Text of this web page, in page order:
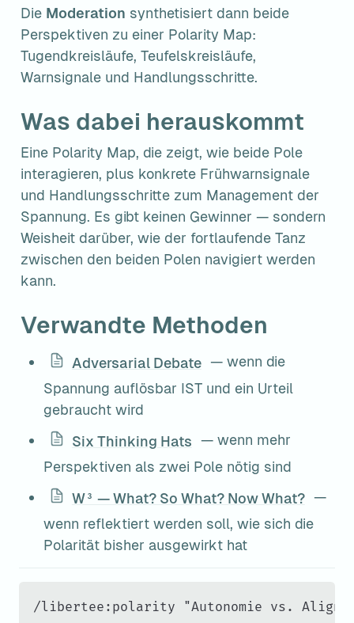
Die Moderation synthetisiert dann beide
Perspektiven zu einer Polarity Map:
Tugendkreisläufe, Teufelskreisläufe,
Warnsignale und Handlungsschritte.
Was dabei herauskommt
Eine Polarity Map, die zeigt, wie beide Pole
interagieren, plus konkrete Frühwarnsignale
und Handlungsschritte zum Management der
Spannung. Es gibt keinen Gewinner — sondern
Weisheit darüber, wie der fortlaufende Tanz
zwischen den beiden Polen navigiert werden
kann.
Verwandte Methoden
Adversarial Debate — wenn die
Spannung auflösbar IST und ein Urteil
gebraucht wird
Six Thinking Hats — wenn mehr
Perspektiven als zwei Pole nötig sind
W³ — What? So What? Now What? —
wenn reflektiert werden soll, wie sich die
Polarität bisher ausgewirkt hat
/libertee:polarity "Autonomie vs.